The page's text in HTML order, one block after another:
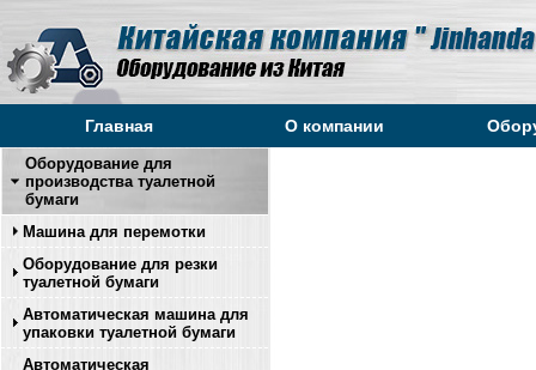
Главная О компании
Оборудование для
производства туалетной
бумаги
Машина для перемотки
Оборудование для резки
туалетной бумаги
Автоматическая машина для
упаковки туалетной бумаги
Автоматическая